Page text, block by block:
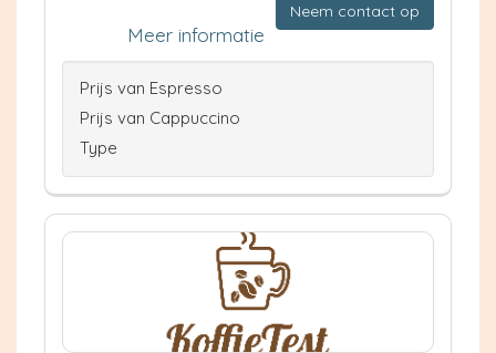
Neem contact op
Meer informatie
Prijs van Espresso
Prijs van Cappuccino
Type